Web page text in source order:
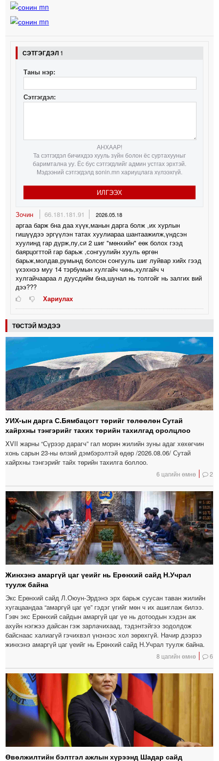
СЭТГЭГДЭЛ 1
Таны нэр:
Сэтгэгдэл:
АНХААР!
Та сэтгэгдэл бичихдээ хууль зүйн болон ёс суртахууныг
баримтална уу. Ёс бус сэтгэгдлийг админ устгах эрхтэй.
Мэдээний сэтгэгдэлд sonin.mn хариуцлага хүлээхгүй.
ИЛГЭЭХ
Зочин 66.181.181.91 2026.05.18
аргаа барж бна даа хүүк,манын дарга болж ,их хурлын
гишүүдээ эргүүлэн татах хуулиараа шантаажилж,үндсэн
хуулинд гар дүрж,пу,си 2 шиг "мөнхийн" еөк болох гээд
баярцогттой гар барьж ,сонгуулийн хууль өргөн
барьж,молдав,румынд болсон сонгууль шиг луйвар хийх гээд
үхэхнээ муу 14 тэрбумын хулгайч чинь,хулгайч ч
хулгайчаараа л дуусдийм бна,шунал нь толгойг нь залгих вий
дээ???
Хариулах
ТӨСТЭЙ МЭДЭЭ
УИХ-ын дарга С.Бямбацогт төрийг төлөөлөн Сутай
хайрхны тэнгэрийг тахих төрийн тахилгад оролцлоо
XVII жарны “Сүрээр дарагч” гал морин жилийн зуны адаг хөхөгчин
хонь сарын 23-ны өлзий дэмбэрэлтэй өдөр /2026.08.06/ Сутай
хайрхны тэнгэрийг тайх төрийн тахилга боллоо.
6 цагийн өмнө 2
Жинхэнэ амаргүй цаг үеийг нь Ерөнхий сайд Н.Учрал
туулж байна
Экс Ерөнхий сайд Л.Оюун-Эрдэнэ эрх барьж суусан таван жилийн
хугацаандаа “амаргүй цаг үе” гэдэг үгийг мөн ч их ашиглаж билээ.
Гэвч экс Ерөнхий сайдын амаргүй цаг үе нь дотоодын хэдэн аж
ахуйн нэгжээ дайсан гэж зарлачихаад, тэдэнтэйгээ зодолдож
байснаас халиагүй гэчихвэл үнэнээс хол зөрөхгүй. Начир дээрээ
жинхэнэ амаргүй цаг үеийг нь Ерөнхий сайд Н.Учрал туулж байна.
8 цагийн өмнө 6
Өвөлжилтийн бэлтгэл ажлын хүрээнд Шадар сайд